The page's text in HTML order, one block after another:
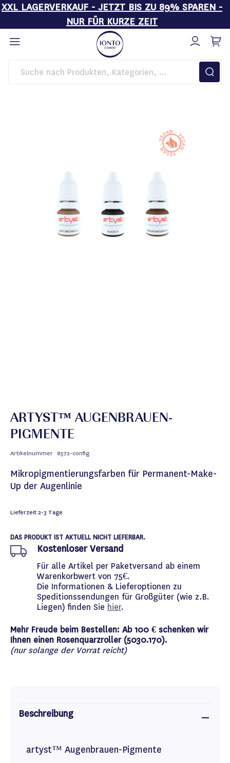
XXL LAGERVERKAUF - JETZT BIS ZU 89% SPAREN -
NUR FÜR KURZE ZEIT
Direkt
zum
Inhalt
Startseite PMU artyst™ Augenbrauen-Pigmente
ARTYST™ AUGENBRAUEN-
PIGMENTE
Artikelnummer 8572-config
Mikropigmentierungsfarben für Permanent-Make-
Up der Augenlinie
Lieferzeit2-3 Tage
DAS PRODUKT IST AKTUELL NICHT LIEFERBAR.
Kostenloser Versand
Für alle Artikel per Paketversand ab einem
Warenkorbwert von 75€.
Die Informationen & Lieferoptionen zu
Speditionssendungen für Großgüter (wie z.B.
Liegen) finden Sie hier.
Mehr Freude beim Bestellen: Ab 100 € schenken wir
Ihnen einen Rosenquarzroller (5030.170).
(nur solange der Vorrat reicht)
Beschreibung
artyst™ Augenbrauen-Pigmente